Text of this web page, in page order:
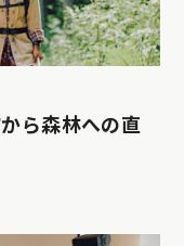
ら森林への直